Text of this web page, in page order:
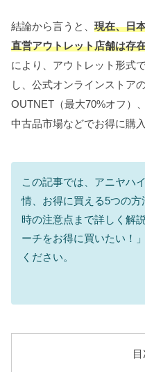
結論から言うと、 現在、日
直営アウトレット店舗は存
により、アウトレット形式
し、公式オンラインストア
OUTNET（最大70%オフ）
中古品市場などでお得に購
この記事では、アニヤハ
情、お得に買える5つの
時の注意点まで詳しく解
ーチをお得に買いたい！
ください。